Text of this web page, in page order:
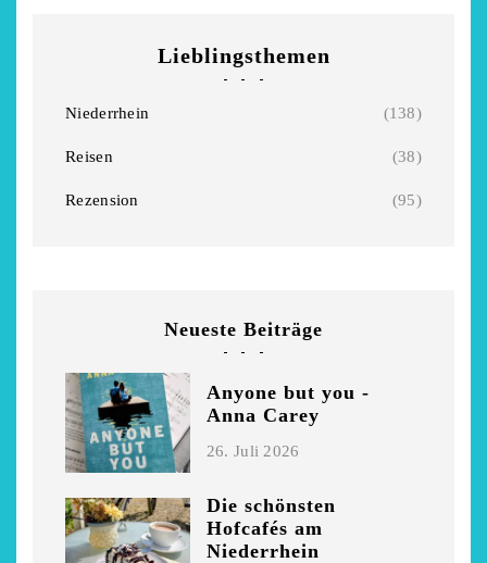
Niederrhein
2. Mai 2026
Garnier
5. April 2026
Lieblingsthemen
Niederrhein (138)
Reisen (38)
Rezension (95)
Neueste Beiträge
Anyone but you -
Anna Carey
26. Juli 2026
Die schönsten
Hofcafés am
Niederrhein